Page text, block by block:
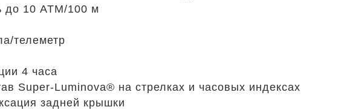
до 10 АТМ/100 м
телеметр
4 часа
Super-Luminova® на стрелках и часовых индексах
задней крышки